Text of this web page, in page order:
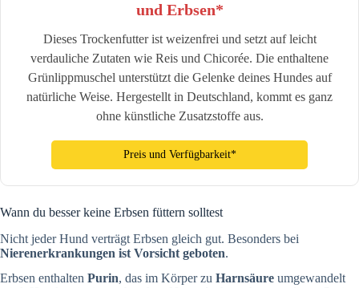
und Erbsen*
Dieses Trockenfutter ist weizenfrei und setzt auf leicht
verdauliche Zutaten wie Reis und Chicorée. Die enthaltene
Grünlippmuschel unterstützt die Gelenke deines Hundes auf
natürliche Weise. Hergestellt in Deutschland, kommt es ganz
ohne künstliche Zusatzstoffe aus.
Preis und Verfügbarkeit*
Wann du besser keine Erbsen füttern solltest
Nicht jeder Hund verträgt Erbsen gleich gut. Besonders bei
Nierenerkrankungen ist Vorsicht geboten.
Erbsen enthalten Purin, das im Körper zu Harnsäure umgewandelt